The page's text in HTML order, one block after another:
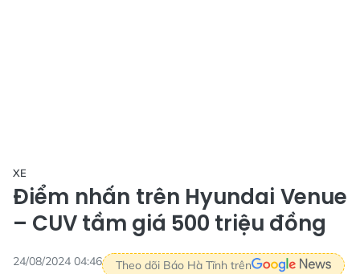
XE
Điểm nhấn trên Hyundai Venue
– CUV tầm giá 500 triệu đồng
24/08/2024 04:46 Theo dõi Báo Hà Tĩnh trên